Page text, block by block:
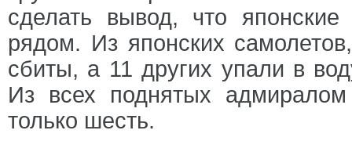
сделать вывод, что
рядом. Из японских
сбиты, а 11 других упали в
Из всех поднятых
только шесть.